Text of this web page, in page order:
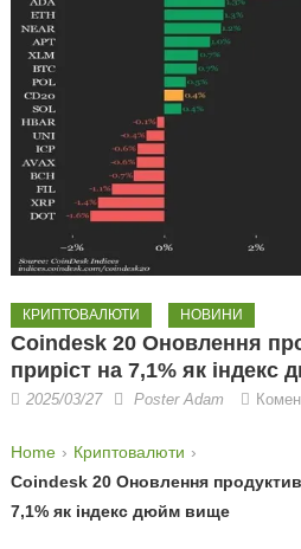
КРИПТОВАЛЮТИ НОВИНИ
Coindesk 20 Оновлення
приріст на 7,1% як
2025/03/27 Poster Adam
Home
Криптовалюти
Coindesk 20 Оновлення
7,1% як індекс дюйм вище